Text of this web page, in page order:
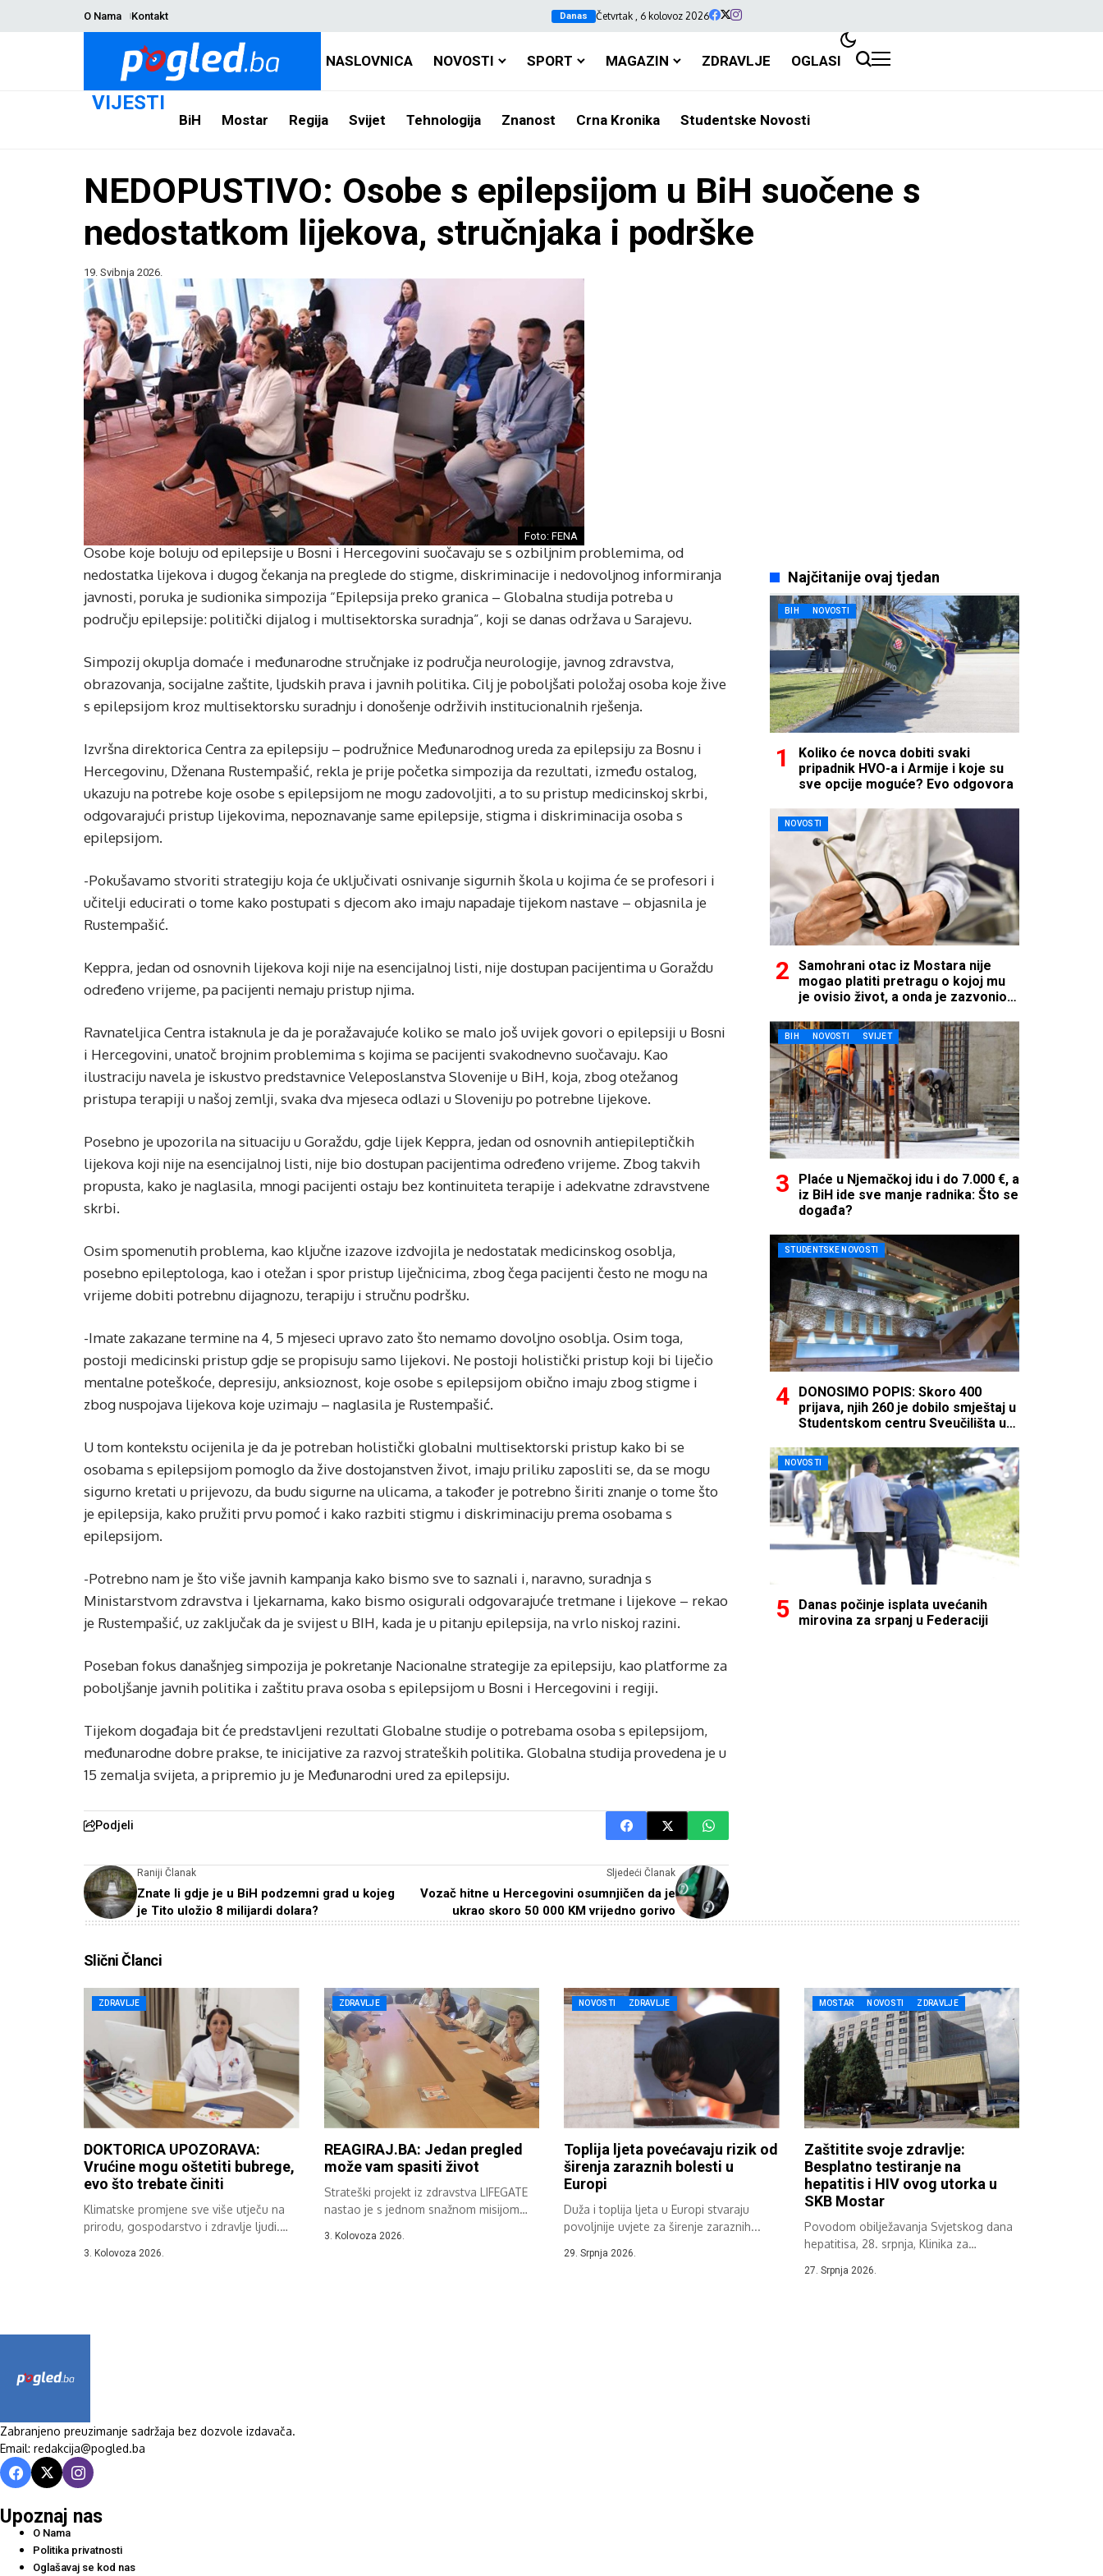
O Nama Kontakt Danas Četvrtak , 6 kolovoz 2026
NASLOVNICA NOVOSTI SPORT MAGAZIN ZDRAVLJE OGLASI
VIJESTI
BiH Mostar Regija Svijet Tehnologija Znanost Crna Kronika Studentske Novosti
NEDOPUSTIVO: Osobe s epilepsijom u BiH suočene s
nedostatkom lijekova, stručnjaka i podrške
19. Svibnja 2026.
Foto: FENA
Osobe koje boluju od epilepsije u Bosni i Hercegovini suočavaju se s ozbiljnim problemima, od
nedostatka lijekova i dugog čekanja na preglede do stigme, diskriminacije i nedovoljnog informiranja
javnosti, poruka je sudionika simpozija “Epilepsija preko granica – Globalna studija potreba u
području epilepsije: politički dijalog i multisektorska suradnja”, koji se danas održava u Sarajevu.
Simpozij okuplja domaće i međunarodne stručnjake iz područja neurologije, javnog zdravstva,
obrazovanja, socijalne zaštite, ljudskih prava i javnih politika. Cilj je poboljšati položaj osoba koje žive
s epilepsijom kroz multisektorsku suradnju i donošenje održivih institucionalnih rješenja.
Izvršna direktorica Centra za epilepsiju – podružnice Međunarodnog ureda za epilepsiju za Bosnu i
Hercegovinu, Dženana Rustempašić, rekla je prije početka simpozija da rezultati, između ostalog,
ukazuju na potrebe koje osobe s epilepsijom ne mogu zadovoljiti, a to su pristup medicinskoj skrbi,
odgovarajući pristup lijekovima, nepoznavanje same epilepsije, stigma i diskriminacija osoba s
epilepsijom.
-Pokušavamo stvoriti strategiju koja će uključivati ​​osnivanje sigurnih škola u kojima će se profesori i
učitelji educirati o tome kako postupati s djecom ako imaju napadaje tijekom nastave – objasnila je
Rustempašić.
Keppra, jedan od osnovnih lijekova koji nije na esencijalnoj listi, nije dostupan pacijentima u Goraždu
određeno vrijeme, pa pacijenti nemaju pristup njima.
Ravnateljica Centra istaknula je da je poražavajuće koliko se malo još uvijek govori o epilepsiji u Bosni
i Hercegovini, unatoč brojnim problemima s kojima se pacijenti svakodnevno suočavaju. Kao
ilustraciju navela je iskustvo predstavnice Veleposlanstva Slovenije u BiH, koja, zbog otežanog
pristupa terapiji u našoj zemlji, svaka dva mjeseca odlazi u Sloveniju po potrebne lijekove.
Posebno je upozorila na situaciju u Goraždu, gdje lijek Keppra, jedan od osnovnih antiepileptičkih
lijekova koji nije na esencijalnoj listi, nije bio dostupan pacijentima određeno vrijeme. Zbog takvih
propusta, kako je naglasila, mnogi pacijenti ostaju bez kontinuiteta terapije i adekvatne zdravstvene
skrbi.
Osim spomenutih problema, kao ključne izazove izdvojila je nedostatak medicinskog osoblja,
posebno epileptologa, kao i otežan i spor pristup liječnicima, zbog čega pacijenti često ne mogu na
vrijeme dobiti potrebnu dijagnozu, terapiju i stručnu podršku.
-Imate zakazane termine na 4, 5 mjeseci upravo zato što nemamo dovoljno osoblja. Osim toga,
postoji medicinski pristup gdje se propisuju samo lijekovi. Ne postoji holistički pristup koji bi liječio
mentalne poteškoće, depresiju, anksioznost, koje osobe s epilepsijom obično imaju zbog stigme i
zbog nuspojava lijekova koje uzimaju – naglasila je Rustempašić.
U tom kontekstu ocijenila je da je potreban holistički globalni multisektorski pristup kako bi se
osobama s epilepsijom pomoglo da žive dostojanstven život, imaju priliku zaposliti se, da se mogu
sigurno kretati u prijevozu, da budu sigurne na ulicama, a također je potrebno širiti znanje o tome što
je epilepsija, kako pružiti prvu pomoć i kako razbiti stigmu i diskriminaciju prema osobama s
epilepsijom.
-Potrebno nam je što više javnih kampanja kako bismo sve to saznali i, naravno, suradnja s
Ministarstvom zdravstva i ljekarnama, kako bismo osigurali odgovarajuće tretmane i lijekove – rekao
je Rustempašić, uz zaključak da je svijest u BIH, kada je u pitanju epilepsija, na vrlo niskoj razini.
Poseban fokus današnjeg simpozija je pokretanje Nacionalne strategije za epilepsiju, kao platforme za
poboljšanje javnih politika i zaštitu prava osoba s epilepsijom u Bosni i Hercegovini i regiji.
Tijekom događaja bit će predstavljeni rezultati Globalne studije o potrebama osoba s epilepsijom,
međunarodne dobre prakse, te inicijative za razvoj strateških politika. Globalna studija provedena je u
15 zemalja svijeta, a pripremio ju je Međunarodni ured za epilepsiju.
Podjeli
Raniji Članak
Znate li gdje je u BiH podzemni grad u kojeg
je Tito uložio 8 milijardi dolara?
Sljedeći Članak
Vozač hitne u Hercegovini osumnjičen da je
ukrao skoro 50 000 KM vrijedno gorivo
Najčitanije ovaj tjedan
BIH NOVOSTI
Koliko će novca dobiti svaki
pripadnik HVO-a i Armije i koje su
sve opcije moguće? Evo odgovora
NOVOSTI
Samohrani otac iz Mostara nije
mogao platiti pretragu o kojoj mu
je ovisio život, a onda je zazvonio
BIH NOVOSTI SVIJET
Plaće u Njemačkoj idu i do 7.000 €, a
iz BiH ide sve manje radnika: Što se
događa?
STUDENTSKE NOVOSTI
DONOSIMO POPIS: Skoro 400
prijava, njih 260 je dobilo smještaj u
Studentskom centru Sveučilišta u
NOVOSTI
Danas počinje isplata uvećanih
mirovina za srpanj u Federaciji
Slični Članci
ZDRAVLJE
DOKTORICA UPOZORAVA:
Vrućine mogu oštetiti bubrege,
evo što trebate činiti
Klimatske promjene sve više utječu na
prirodu, gospodarstvo i zdravlje ljudi.
3. Kolovoza 2026.
ZDRAVLJE
REAGIRAJ.BA: Jedan pregled
može vam spasiti život
Strateški projekt iz zdravstva LIFEGATE
nastao je s jednom snažnom misijom
3. Kolovoza 2026.
NOVOSTI ZDRAVLJE
Toplija ljeta povećavaju rizik od
širenja zaraznih bolesti u
Europi
Duža i toplija ljeta u Europi stvaraju
povoljnije uvjete za širenje zaraznih...
29. Srpnja 2026.
MOSTAR NOVOSTI ZDRAVLJE
Zaštitite svoje zdravlje:
Besplatno testiranje na
hepatitis i HIV ovog utorka u
SKB Mostar
Povodom obilježavanja Svjetskog dana
hepatitisa, 28. srpnja, Klinika za
27. Srpnja 2026.
Zabranjeno preuzimanje sadržaja bez dozvole izdavača.
Email: redakcija@pogled.ba
Upoznaj nas
O Nama
Politika privatnosti
Oglašavaj se kod nas